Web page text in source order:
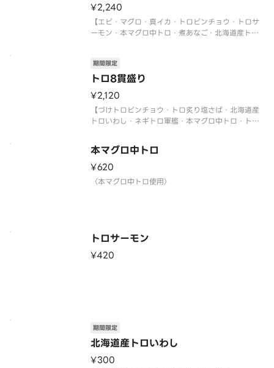
※写真
¥2,240
【エビ・マグロ・真イカ・トロビンチョウ・トロサ
ーモン・本マグロ中トロ・煮あなご・北海道産トロ
〈期間限定〉2026年9月30日（水）まで
※数量限定につき、売り切れの際はご容赦くださ
トロ8貫盛り
期間限定
¥2,120
【づけトロビンチョウ・トロ炙り塩さば・北海道産
トロいわし・ネギトロ軍艦・本マグロ中トロ・トロ
貫】
〈本マグロ中トロ使用〉
〈期間限定〉2026年9月30日（水）まで
※数量限定につき、売り切れの際はご容赦ください
本マグロ中トロ
¥620
〈本マグロ中トロ使用〉
トロサーモン
¥420
北海道産トロいわし
期間限定
¥300